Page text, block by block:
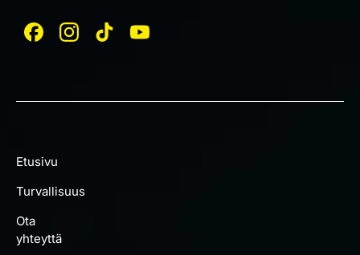
Etusivu
Turvallisuus
Ota
yhteyttä